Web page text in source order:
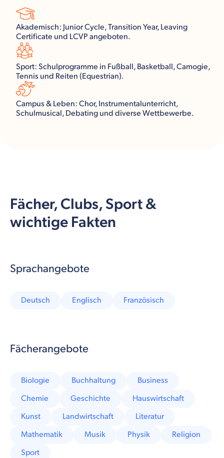
Akademisch: Junior Cycle, Transition Year, Leaving
Certificate und LCVP angeboten.
Sport: Schulprogramme in Fußball, Basketball, Camogie,
Tennis und Reiten (Equestrian).
Campus & Leben: Chor, Instrumentalunterricht,
Schulmusical, Debating und diverse Wettbewerbe.
Fächer, Clubs, Sport &
wichtige Fakten
Sprachangebote
Deutsch Englisch Französisch
Fächerangebote
Biologie Buchhaltung
Business
Chemie
Geschichte
Hauswirtschaft
Kunst
Landwirtschaft
Literatur
Mathematik
Musik Physik
Religion
Sport